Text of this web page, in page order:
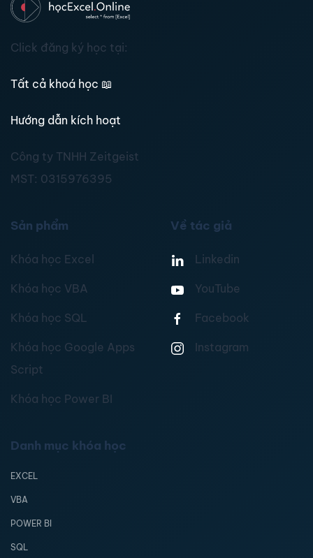
Click đăng ký học tại:
Tất cả khoá học 📖
Hướng dẫn kích hoạt
Công ty TNHH Zeitgeist
MST: 0315976395
Sản phẩm
Khóa học Excel
Khóa học VBA
Khóa học SQL
Khóa học Google Apps
Script
Khóa học Power BI
Về tác giả
Linkedin
YouTube
Facebook
Instagram
Danh mục khóa học
EXCEL
VBA
POWER BI
SQL